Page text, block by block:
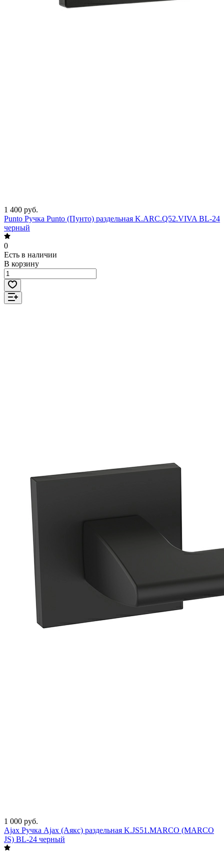
1 400 руб.
Punto Ручка Punto (Пунто) раздельная K.ARC.Q52.VIVA BL-24
черный
0
Есть в наличии
В корзину
1 000 руб.
Ajax Ручка Ajax (Аякс) раздельная K.JS51.MARCO (MARCO
JS) BL-24 черный